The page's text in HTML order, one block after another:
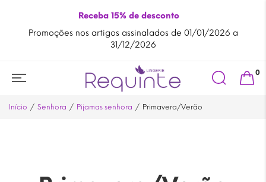
Receba 15% de desconto
a
Ao comprar naRequinte Lingerieestá ajudar o
tradicional
Search
for:
0
Início Senhora Pijamas senhora Primavera/Verão